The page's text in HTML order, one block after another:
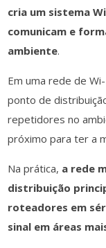
cria um sistema
comunicam e
ambiente.
Em uma rede de
ponto de
repetidores no
próximo para ter a
Na prática, a rede
distribuição
roteadores em
sinal em áreas